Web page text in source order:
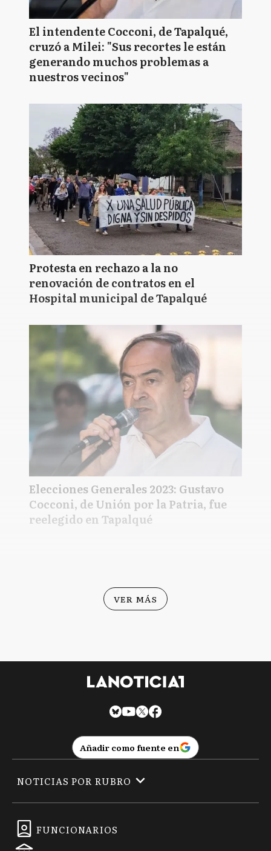
El intendente Cocconi, de Tapalqué,
cruzó a Milei: "Sus recortes le están
generando muchos problemas a
nuestros vecinos"
Protesta en rechazo a la no
renovación de contratos en el
Hospital municipal de Tapalqué
Elecciones Generales 2023: Gustavo
Cocconi, de Unión por la Patria, fue
reelegido en Tapalqué
VER MÁS
Añadir como fuente en
FUNCIONARIOS
NOTICIAS POR RUBRO